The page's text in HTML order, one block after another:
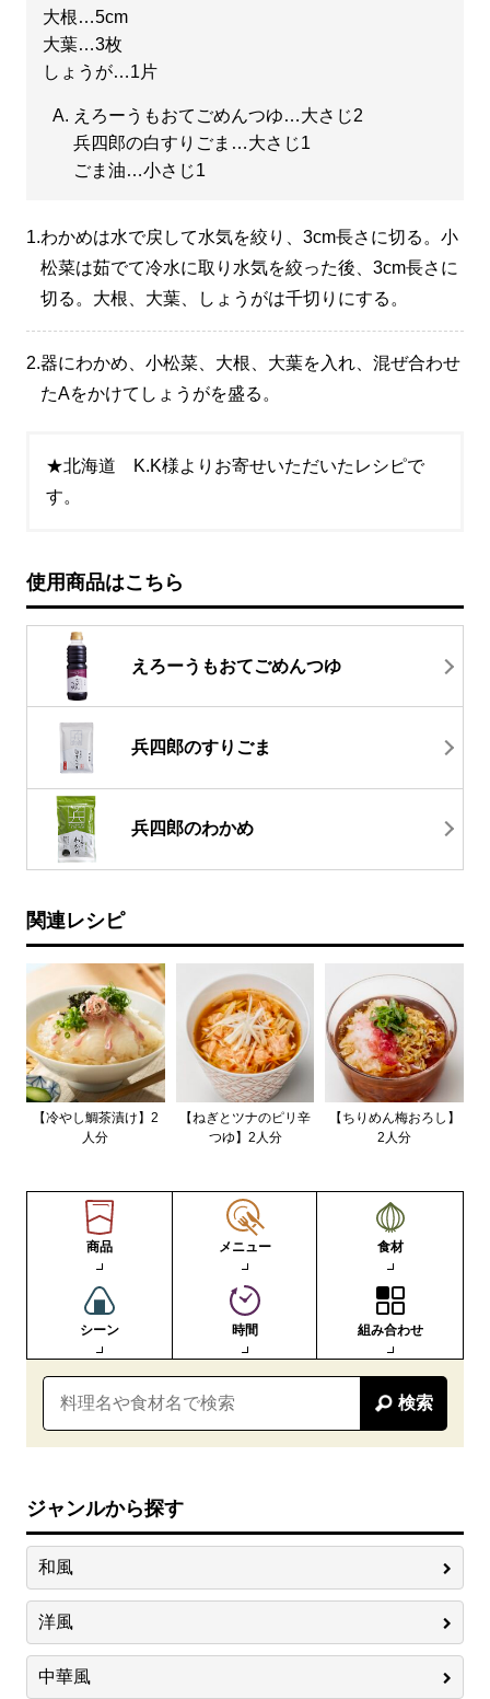
大根…5cm
大葉…3枚
しょうが…1片
えろーうもおてごめんつゆ…大さじ2
兵四郎の白すりごま…大さじ1
ごま油…小さじ1
1.わかめは水で戻して水気を絞り、3cm長さに切る。小
松菜は茹でて冷水に取り水気を絞った後、3cm長さに
切る。大根、大葉、しょうがは千切りにする。
2.器にわかめ、小松菜、大根、大葉を入れ、混ぜ合わせ
たAをかけてしょうがを盛る。
★北海道 K.K様よりお寄せいただいたレシピで
す。
使用商品はこちら
えろーうもおてごめんつゆ
兵四郎のすりごま
兵四郎のわかめ
関連レシピ
【冷やし鯛茶漬け】2
人分
【ねぎとツナのピリ辛
つゆ】2人分
【ちりめん梅おろし】
2人分
商品 メニュー 食材
シーン 時間 組み合わせ
検索
ジャンルから探す
和風
洋風
中華風